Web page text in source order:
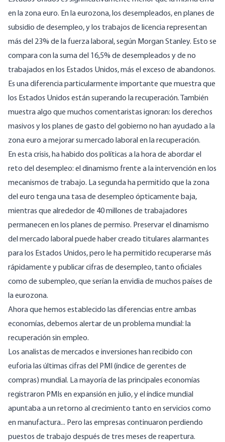
en la zona euro. En la eurozona, los desempleados, en planes de
subsidio de desempleo, y los trabajos de licencia representan
más del 23% de la fuerza laboral, según Morgan Stanley. Esto se
compara con la suma del 16,5% de desempleados y de no
trabajados en los Estados Unidos, más el exceso de abandonos.
Es una diferencia particularmente importante que muestra que
los Estados Unidos están superando la recuperación. También
muestra algo que muchos comentaristas ignoran: los derechos
masivos y los planes de gasto del gobierno no han ayudado a la
zona euro a mejorar su mercado laboral en la recuperación.
En esta crisis, ha habido dos políticas a la hora de abordar el
reto del desempleo: el dinamismo frente a la intervención en los
mecanismos de trabajo. La segunda ha permitido que la zona
del euro tenga una tasa de desempleo ópticamente baja,
mientras que alrededor de 40 millones de trabajadores
permanecen en los planes de permiso. Preservar el dinamismo
del mercado laboral puede haber creado titulares alarmantes
para los Estados Unidos, pero le ha permitido recuperarse más
rápidamente y publicar cifras de desempleo, tanto oficiales
como de subempleo, que serían la envidia de muchos países de
la eurozona.
Ahora que hemos establecido las diferencias entre ambas
economías, debemos alertar de un problema mundial: la
recuperación sin empleo.
Los analistas de mercados e inversiones han recibido con
euforia las últimas cifras del PMI (índice de gerentes de
compras) mundial. La mayoría de las principales economías
registraron PMIs en expansión en julio, y el índice mundial
apuntaba a un retorno al crecimiento tanto en servicios como
en manufactura... Pero las empresas continuaron perdiendo
puestos de trabajo después de tres meses de reapertura.